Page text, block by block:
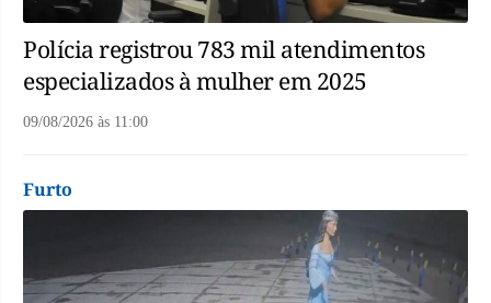
Polícia registrou 783 mil atendimentos
especializados à mulher em 2025
09/08/2026 às 11:00
Furto